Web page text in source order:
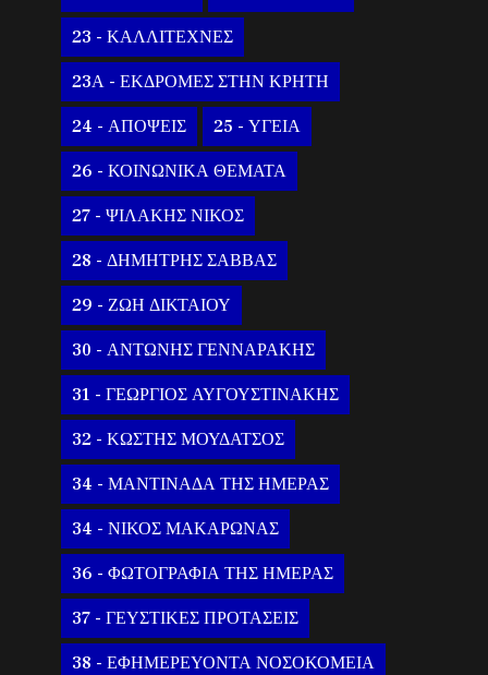
23 - ΚΑΛΛΙΤΕΧΝΕΣ
23Α - ΕΚΔΡΟΜΕΣ ΣΤΗΝ ΚΡΗΤΗ
24 - ΑΠΟΨΕΙΣ 25 - ΥΓΕΙΑ
26 - ΚΟΙΝΩΝΙΚΑ ΘΕΜΑΤΑ
27 - ΨΙΛΑΚΗΣ ΝΙΚΟΣ
28 - ΔΗΜΗΤΡΗΣ ΣΑΒΒΑΣ
29 - ΖΩΗ ΔΙΚΤΑΙΟΥ
30 - ΑΝΤΩΝΗΣ ΓΕΝΝΑΡΑΚΗΣ
31 - ΓΕΩΡΓΙΟΣ ΑΥΓΟΥΣΤΙΝΑΚΗΣ
32 - ΚΩΣΤΗΣ ΜΟΥΔΑΤΣΟΣ
34 - ΜΑΝΤΙΝΑΔΑ ΤΗΣ ΗΜΕΡΑΣ
34 - ΝΙΚΟΣ ΜΑΚΑΡΩΝΑΣ
36 - ΦΩΤΟΓΡΑΦΙΑ ΤΗΣ ΗΜΕΡΑΣ
37 - ΓΕΥΣΤΙΚΕΣ ΠΡΟΤΑΣΕΙΣ
38 - ΕΦΗΜΕΡΕΥΟΝΤΑ ΝΟΣΟΚΟΜΕΙΑ